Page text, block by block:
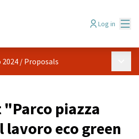
Log in
/ Proposals
"Parco piazza
lavoro eco green